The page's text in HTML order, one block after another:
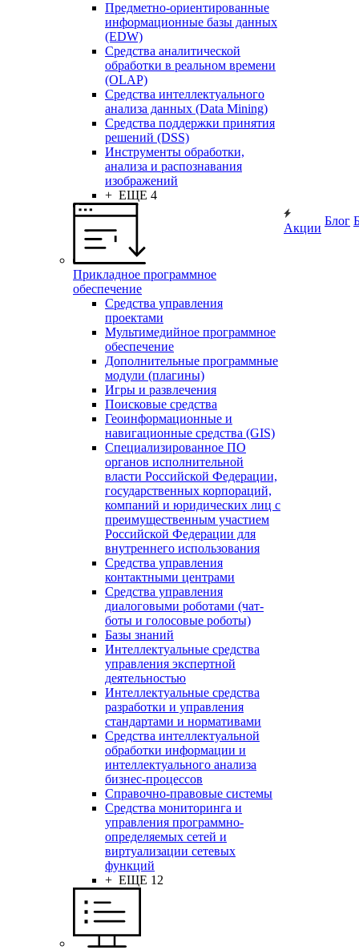
Предметно-ориентированные
информационные базы данных
(EDW)
Средства аналитической
обработки в реальном времени
(OLAP)
Средства интеллектуального
анализа данных (Data Mining)
Средства поддержки принятия
решений (DSS)
Инструменты обработки,
анализа и распознавания
изображений
+ ЕЩЕ 4
Прикладное программное
обеспечение
Средства управления
проектами
Мультимедийное программное
обеспечение
Дополнительные программные
модули (плагины)
Игры и развлечения
Поисковые средства
Геоинформационные и
навигационные средства (GIS)
Специализированное ПО
органов исполнительной
власти Российской Федерации,
государственных корпораций,
компаний и юридических лиц с
преимущественным участием
Российской Федерации для
внутреннего использования
Средства управления
контактными центрами
Средства управления
диалоговыми роботами (чат-
боты и голосовые роботы)
Базы знаний
Интеллектуальные средства
управления экспертной
деятельностью
Интеллектуальные средства
разработки и управления
стандартами и нормативами
Средства интеллектуальной
обработки информации и
интеллектуального анализа
бизнес-процессов
Справочно-правовые системы
Средства мониторинга и
управления программно-
определяемых сетей и
виртуализации сетевых
функций
+ ЕЩЕ 12
Акции
Блог